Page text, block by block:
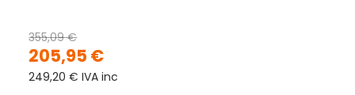
205,95 €
355,09 €
249,20 € IVA inc